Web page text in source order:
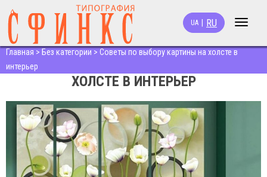
Toggle
UA RU
Главная > Без категории > Советы по выбору картины на холсте в
интерьерСОВЕТЫ ПО ВЫБОРУ КАРТИНЫ НА
ХОЛСТЕ В ИНТЕРЬЕР